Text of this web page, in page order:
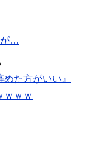
が…
た方がいい』
ｗｗｗ